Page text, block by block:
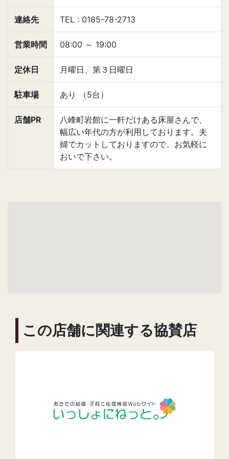
連絡先 TEL : 0185-78-2713
営業時間 08:00 ～ 19:00
定休日 月曜日、第３日曜日
駐車場 あり （5台）
店舗PR
八峰町岩館に一軒だけある床屋さんで、
幅広い年代の方が利用しております。夫
婦でカットしておりますので、お気軽に
おいで下さい。
この店舗に関連する協賛店